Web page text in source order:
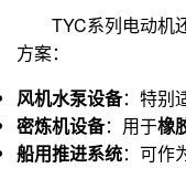
TYC系列电动机
方案：
风机水泵设备：特别
密炼机设备：用于橡
船用推进系统：可作